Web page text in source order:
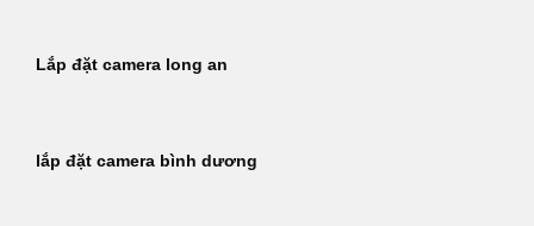
Lắp đặt camera long an
lắp đặt camera bình dương